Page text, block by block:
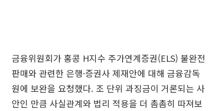
금융위원회가 홍콩 H지수 주가연계증권(ELS) 불완전
판매와 관련한 은행·증권사 제재안에 대해 금융감독
원에 보완을 요청했다. 조 단위 과징금이 거론되는 사
안인 만큼 사실관계와 법리 적용을 더 촘촘히 따져보